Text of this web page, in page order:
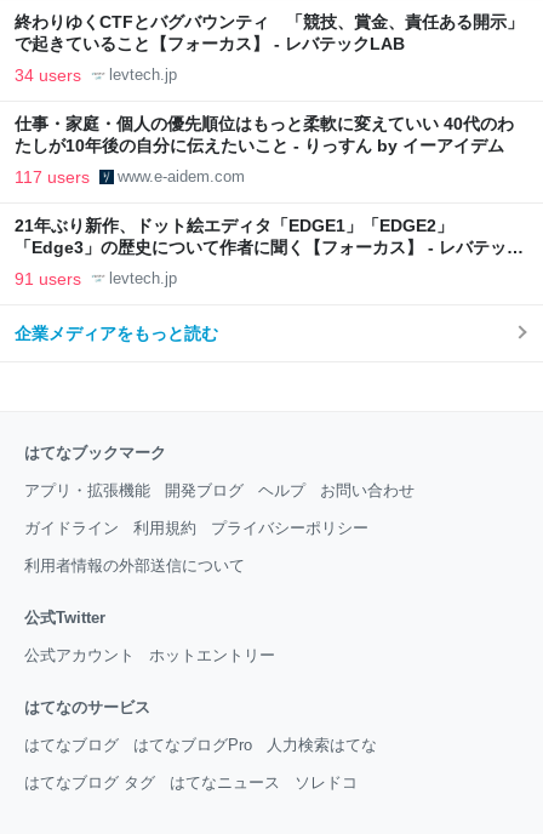
終わりゆくCTFとバグバウンティ 「競技、賞金、責任ある開示」
で起きていること【フォーカス】 - レバテックLAB
34 users levtech.jp
仕事・家庭・個人の優先順位はもっと柔軟に変えていい 40代のわ
たしが10年後の自分に伝えたいこと - りっすん by イーアイデム
117 users www.e-aidem.com
21年ぶり新作、ドット絵エディタ「EDGE1」「EDGE2」
「Edge3」の歴史について作者に聞く【フォーカス】 - レバテック
LAB
91 users levtech.jp
企業メディアをもっと読む
はてなブックマーク
アプリ・拡張機能 開発ブログ ヘルプ お問い合わせ
ガイドライン 利用規約 プライバシーポリシー
利用者情報の外部送信について
公式Twitter
公式アカウント ホットエントリー
はてなのサービス
はてなブログ はてなブログPro 人力検索はてな
はてなブログ タグ はてなニュース ソレドコ